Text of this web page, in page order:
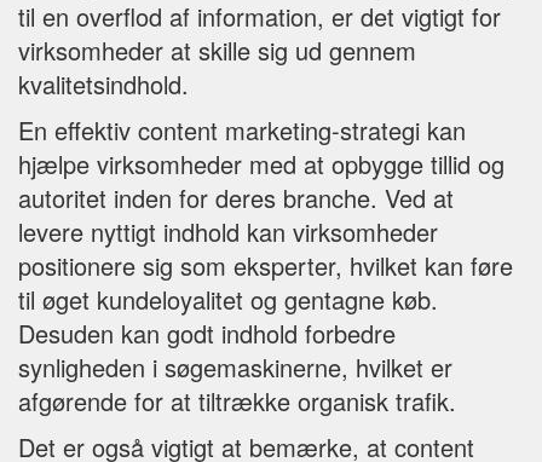
til en overflod af information, er det vigtigt for
virksomheder at skille sig ud gennem
kvalitetsindhold.
En effektiv content marketing-strategi kan
hjælpe virksomheder med at opbygge tillid og
autoritet inden for deres branche. Ved at
levere nyttigt indhold kan virksomheder
positionere sig som eksperter, hvilket kan føre
til øget kundeloyalitet og gentagne køb.
Desuden kan godt indhold forbedre
synligheden i søgemaskinerne, hvilket er
afgørende for at tiltrække organisk trafik.
Det er også vigtigt at bemærke, at content